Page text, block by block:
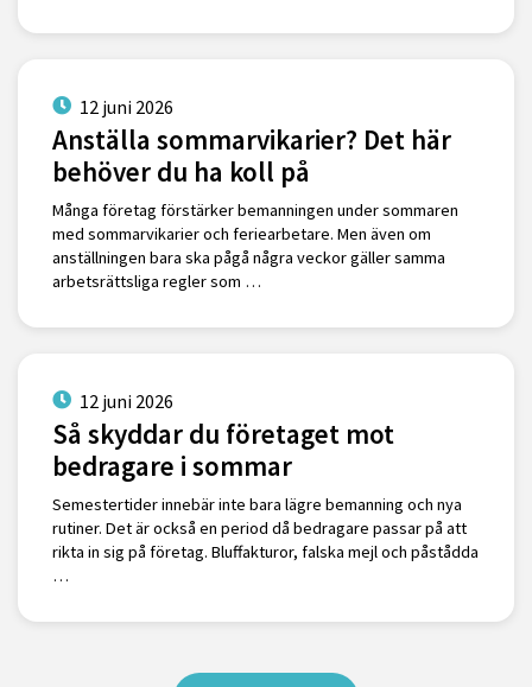
12 juni 2026
Anställa sommarvikarier? Det här
behöver du ha koll på
Många företag förstärker bemanningen under sommaren
med sommarvikarier och feriearbetare. Men även om
anställningen bara ska pågå några veckor gäller samma
arbetsrättsliga regler som …
12 juni 2026
Så skyddar du företaget mot
bedragare i sommar
Semestertider innebär inte bara lägre bemanning och nya
rutiner. Det är också en period då bedragare passar på att
rikta in sig på företag. Bluffakturor, falska mejl och påstådda
…